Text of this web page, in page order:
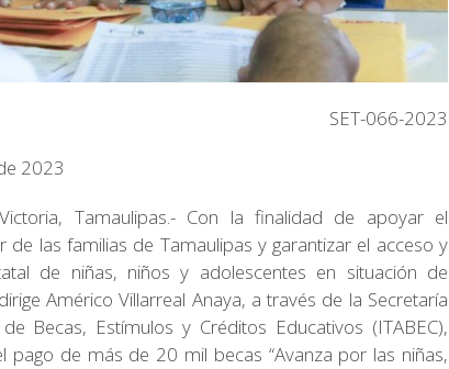
SET-066-2023
2023
Tamaulipas.- Con la finalidad de apoyar el
de las familias de Tamaulipas y garantizar el acceso y
de niñas, niños y adolescentes en situación de
Américo Villarreal Anaya, a través de la Secretaría
Becas, Estímulos y Créditos Educativos (ITABEC),
de más de 20 mil becas “Avanza por las niñas,